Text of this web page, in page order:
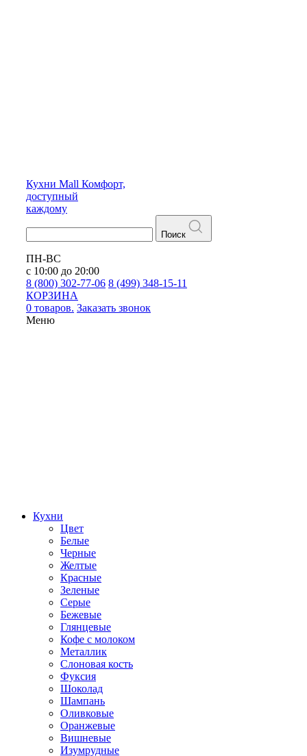
Кухни Mall Комфорт,
доступный
каждому
Поиск
ПН-ВС
с 10:00 до 20:00
8 (800) 302-77-06 8 (499) 348-15-11
КОРЗИНА
0 товаров. Заказать звонок
Меню
Кухни
Цвет
Белые
Черные
Желтые
Красные
Зеленые
Серые
Бежевые
Глянцевые
Кофе с молоком
Металлик
Слоновая кость
Фуксия
Шоколад
Шампань
Оливковые
Оранжевые
Вишневые
Изумрудные